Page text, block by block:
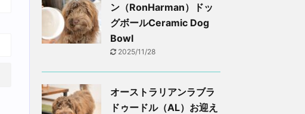
ン（RonHarman）ドッ
グボールCeramic Dog
Bowl
2025/11/28
オーストラリアンラブラ
ドゥードル（AL）お迎え